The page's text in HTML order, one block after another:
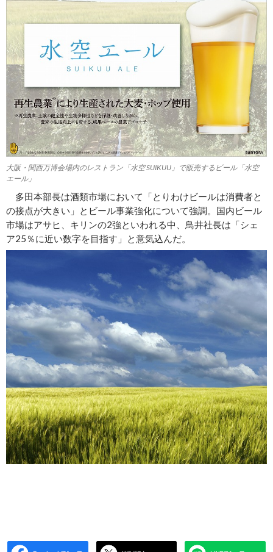
大阪・関西万博会場内のレストラン「水空 SUIKUU」で販売するビール「水空
エール」
多田本部長は酒類市場において「とりわけビールは消費者と
の接点が大きい」とビール事業強化について強調。国内ビール
市場はアサヒ、キリンの2強といわれる中、鳥井社長は「シェ
ア25％に近い数字を目指す」と意気込んだ。